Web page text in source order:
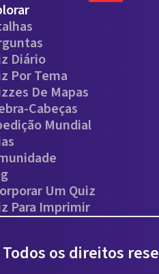
Diário
Por Tema
De Mapas
Cabeças
Mundial
Um Quiz
Para Imprimir
Todos os direitos